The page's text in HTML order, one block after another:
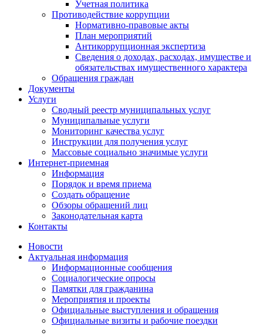
Учетная политика
Противодействие коррупции
Нормативно-правовые акты
План мероприятий
Антикоррупционная экспертиза
Сведения о доходах, расходах, имуществе и
обязательствах имущественного характера
Обращения граждан
Документы
Услуги
Сводный реестр муниципальных услуг
Муниципальные услуги
Мониторинг качества услуг
Инструкции для получения услуг
Массовые социально значимые услуги
Интернет-приемная
Информация
Порядок и время приема
Создать обращение
Обзоры обращений лиц
Законодательная карта
Контакты
Новости
Актуальная информация
Информационные сообщения
Социалогические опросы
Памятки для гражданина
Мероприятия и проекты
Официальные выступления и обращения
Официальные визиты и рабочие поездки